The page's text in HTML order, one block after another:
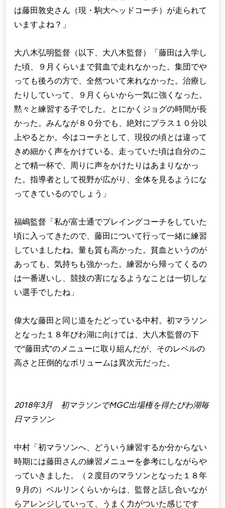
は藤田敦史さん（現・駒大ヘッドコーチ）が走られて
いますよね？」
大八木弘明監督（以下、大八木監督）「藤田は入学し
た頃、９月くらいまで貧血で走れなかった。集団でや
っても後ろの方で、全然ついて来れなかった。治療し
たりしていって、９月くらいから一気に強くなった。
黙々と練習する子でした。とにかくジョグの時間が長
かった。みんなが８０分でも、絶対にプラス１０分以
上やるとか。今はコーチとして、現役の頃とは違って
きめ細かく声をかけている。走っていた頃は自分のこ
とで精一杯で、周りに声をかけたりはあまりなかっ
た。指導者として視野が広がり、全体を見るようにな
ってきているのでしょう」
福嶋監督「私が富士通でプレイングコーチをしていた
頃に入ってきたので、藤田について行って一緒に練習
していましたね。量も質も高かった。貧血というのが
あっても、気持ちも強かった。練習から帰ってくるの
は一番遅いし、競技の害になるようなことは一切しな
い選手でしたね」
偉大な藤田と同じ道をたどっている中村。初マラソン
となった１８年びわ湖に向けては、大八木監督の下
で“藤田式”のメニューに取り組んだが、そのレベルの
高さと圧倒的なボリュームは異次元だった。
2018年3月 初マラソンでMGC出場権を得たびわ湖毎
日マラソン
中村「初マラソンへ、どういう練習するか分からない
時期には藤田さんの練習メニューを参考にしながらや
っていきました。（２度目のマラソンとなった１８年
９月の）ベルリンくらいからは、監督と話し合いなが
らアレンジしていって、うまく力がついた感じです